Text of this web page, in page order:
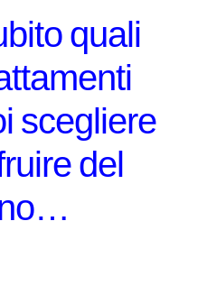
quali
scegliere
del